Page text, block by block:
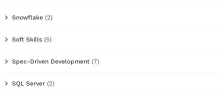
Snowflake (2)
Soft Skills (5)
Spec-Driven Development (7)
SQL Server (2)